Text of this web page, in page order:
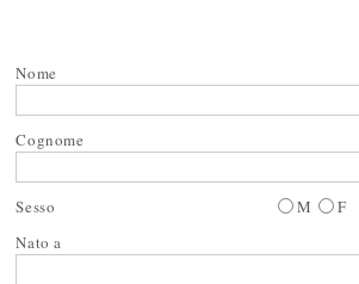
Nome
Cognome
Sesso M
F
Nato a